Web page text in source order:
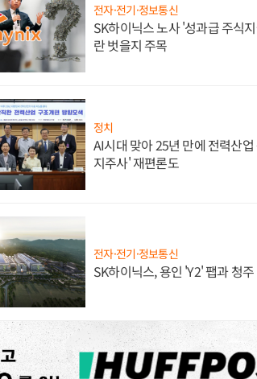
전자·전기·정보통신
SK하이닉스 노사 '성과급 주식
란 벗을지 주목
정치
AI시대 맞아 25년 만에 전력산
지주사' 재편론도
전자·전기·정보통신
SK하이닉스, 용인 'Y2' 팹과 청